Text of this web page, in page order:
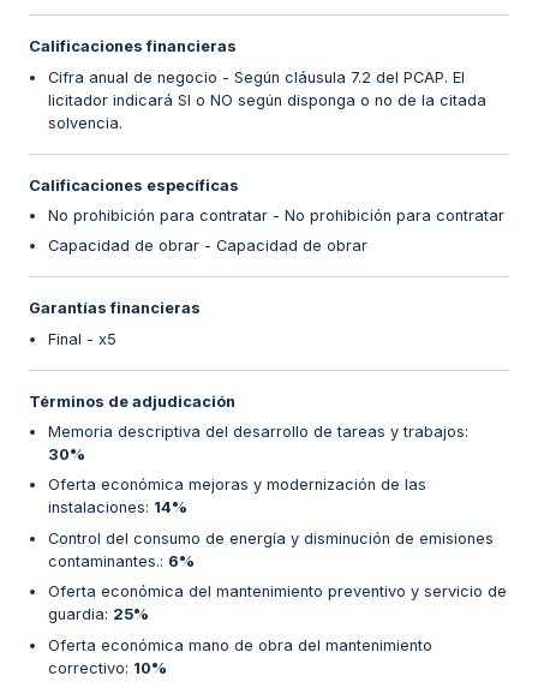
Calificaciones financieras
Cifra anual de negocio - Según cláusula 7.2 del PCAP. El
licitador indicará SI o NO según disponga o no de la citada
solvencia.
Calificaciones específicas
No prohibición para contratar - No prohibición para contratar
Capacidad de obrar - Capacidad de obrar
Garantías financieras
Final - x5
Términos de adjudicación
Memoria descriptiva del desarrollo de tareas y trabajos:
30%
Oferta económica mejoras y modernización de las
instalaciones: 14%
Control del consumo de energía y disminución de emisiones
contaminantes.: 6%
Oferta económica del mantenimiento preventivo y servicio de
guardia: 25%
Oferta económica mano de obra del mantenimiento
correctivo: 10%